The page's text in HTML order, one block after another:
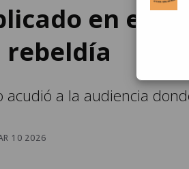
en
rebeldía
acudió a la audiencia
10 2026